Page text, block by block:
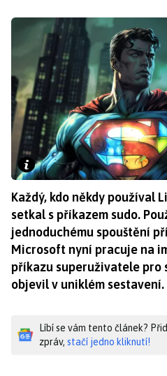
Každý, kdo někdy používal
setkal s příkazem sudo.
jednoduchému spouštění
Microsoft nyní pracuje na
příkazu superuživatele pro
objevil v uniklém sestavení.
Líbí se vám tento článek?
zpráv, stačí jedno kliknutí!